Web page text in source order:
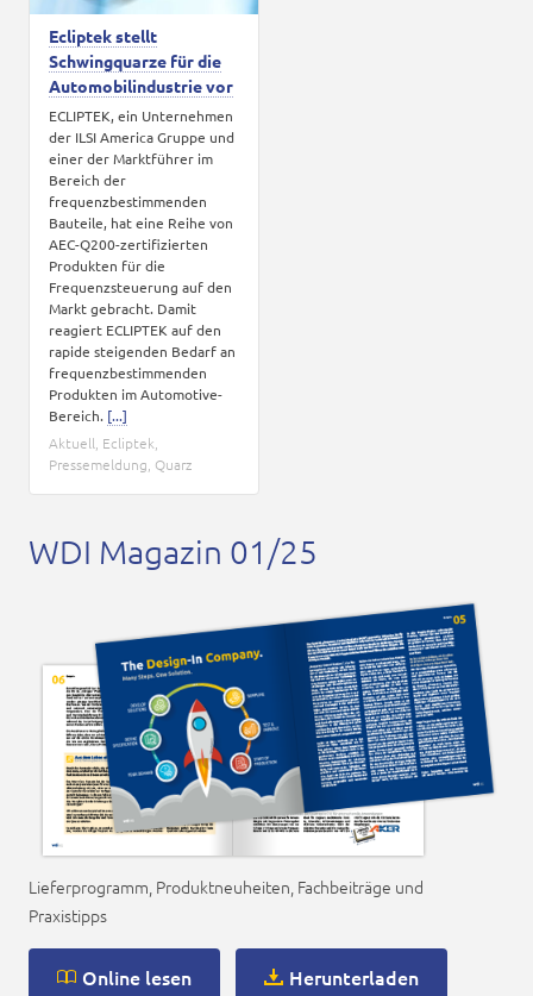
Ecliptek stellt
Schwingquarze für die
Automobilindustrie vor
ECLIPTEK, ein Unternehmen
der ILSI America Gruppe und
einer der Marktführer im
Bereich der
frequenzbestimmenden
Bauteile, hat eine Reihe von
AEC-Q200-zertifizierten
Produkten für die
Frequenzsteuerung auf den
Markt gebracht. Damit
reagiert ECLIPTEK auf den
rapide steigenden Bedarf an
frequenzbestimmenden
Produkten im Automotive-
Bereich. [...]
Aktuell Ecliptek
Pressemeldung Quarz
WDI Magazin 01/25
Lieferprogramm, Produktneuheiten, Fachbeiträge und
Praxistipps
Online lesen Herunterladen